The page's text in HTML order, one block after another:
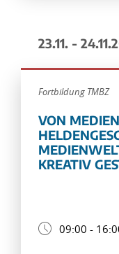
23.11. -
Fortbildung TMBZ
VON
KREATIV
09:00 -